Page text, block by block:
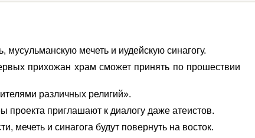
мечеть и иудейскую синагогу.
прихожан храм сможет принять по прошествии
различных религий».
проекта приглашают к диалогу даже атеистов.
мечеть и синагога будут повернуть на восток.